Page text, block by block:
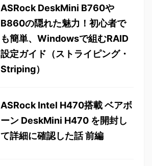
ASRock DeskMini B760や
B860の隠れた魅力！初心者で
も簡単、Windowsで組むRAID
設定ガイド（ストライピング・
Striping）
ASRock Intel H470搭載 ベアボ
ーン DeskMini H470 を開封し
て詳細に確認した話 前編